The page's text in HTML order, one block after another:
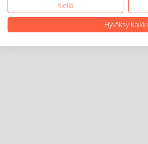
Kiellä
Hyväksy kaikki